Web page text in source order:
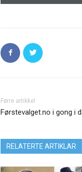
Førre artikkel
Førstevalget.no i gong i
RELATERTE ARTIKLAR